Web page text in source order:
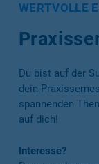
WERTVOLLE
Du bist auf der
dein
spannenden
auf dich!
Interesse?